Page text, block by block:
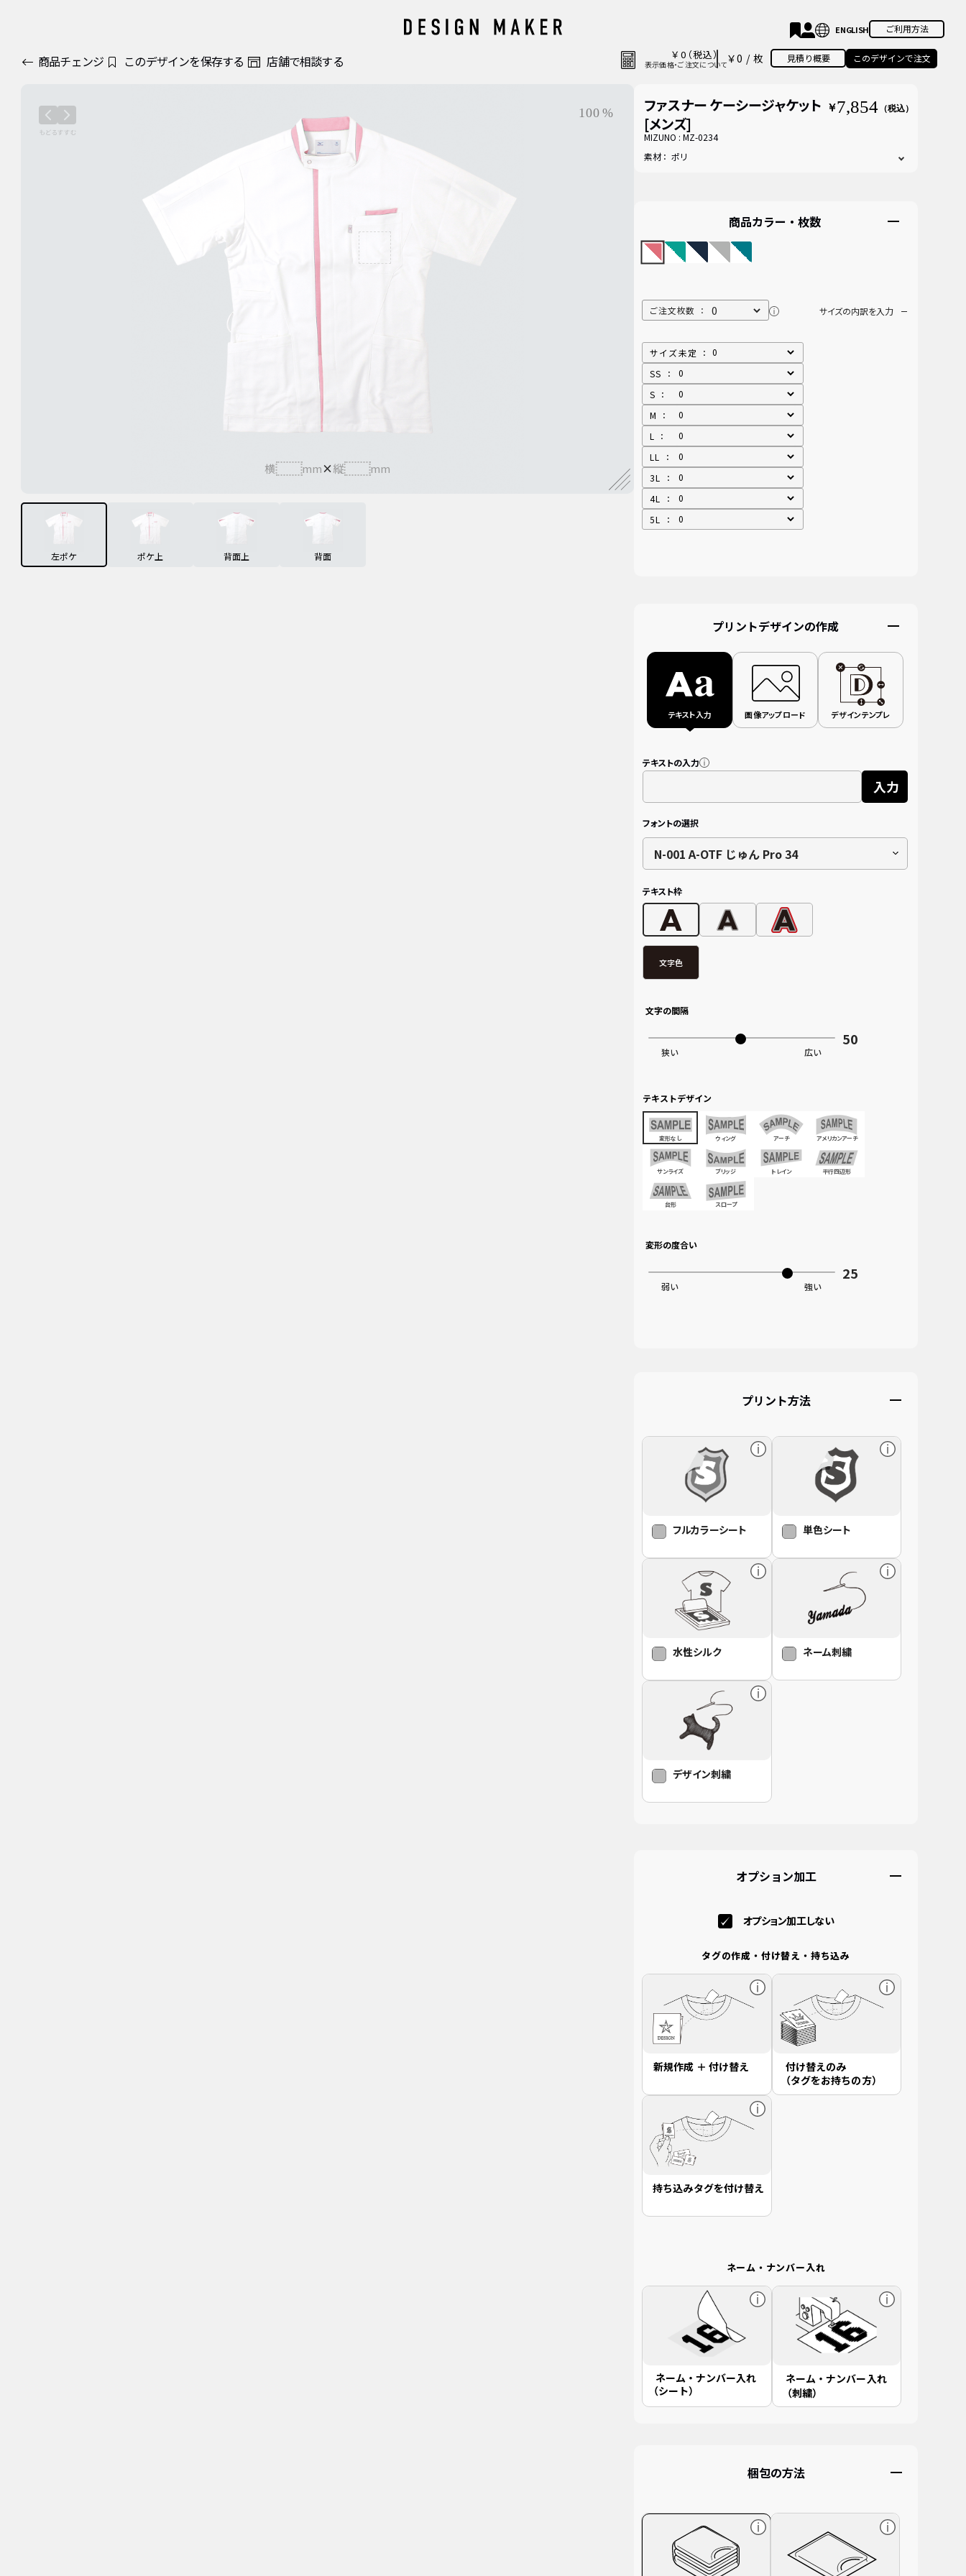
ご利用方法
商品チェンジ このデザインを保存する 店舗で相談する ￥ 0（税込）
表示価格・ご注文について￥0 / 枚 見積り概要 このデザインで注文
横 mm×縦 mm
100 %
左ポケ ポケ上 背面上 背面
ファスナー ケーシージャケット
[メンズ]
￥7,854 （税込）
MIZUNO : MZ-0234
素材： ポリ
商品カラー・枚数
ご注文枚数 ： サイズの内訳を入力
サイズ未定 ：
SS ：
S ：
M ：
L ：
LL ：
3L ：
4L ：
5L ：
プリントデザインの作成
テキスト入力 画像アップロード デザインテンプレ
テキストの入力
入力
フォントの選択
N-001 A-OTF じゅん Pro 34
テキスト枠
文字色
文字の間隔
テキストデザイン
変形なし ウィング アーチ アメリカンアーチ
サンライズ ブリッジ トレイン 平行四辺形
台形 スロープ
変形の度合い
著作権・肖像権を侵害しないようにご注意ください
許可なく使ってオリジナル作成をすることは違法ですの
注文をお断りする場合がありますので予めご了承くださ
い。
プリント方法
フルカラーシート 単色シート
水性シルク ネーム刺繍
デザイン刺繍
オプション加工
オプション加工しない
タグの作成・付け替え・持ち込み
新規作成 ＋ 付け替え
付け替えのみ
（タグをお持ちの方）
持ち込みタグを付け替え
ネーム・ナンバー入れ
ネーム・ナンバー入れ
（シート）
ネーム・ナンバー入れ
（刺繍）
梱包の方法